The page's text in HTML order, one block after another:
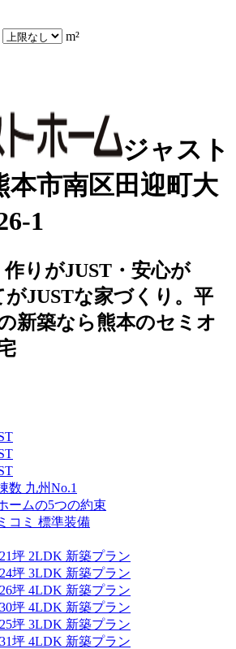
m²
ジャスト
本市南区田迎町大
1
りがJUST・安心が
がJUSTな家づくり。平
新築なら熊本のセミオ
数 九州No.1
ームの5つの約束
コミ 標準装備
坪 2LDK 新築プラン
坪 3LDK 新築プラン
坪 4LDK 新築プラン
坪 4LDK 新築プラン
坪 3LDK 新築プラン
坪 4LDK 新築プラン